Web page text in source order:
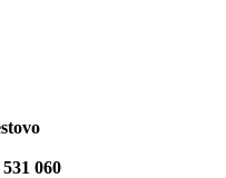
060